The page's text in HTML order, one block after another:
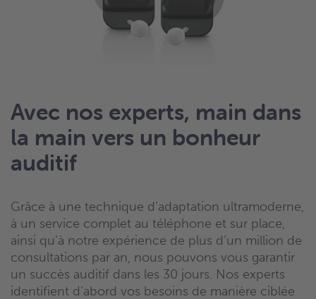
Avec nos experts, main dans
la main vers un bonheur
auditif
Grâce à une technique d’adaptation ultramoderne,
à un service complet au téléphone et sur place,
ainsi qu’à notre expérience de plus d’un million de
consultations par an, nous pouvons vous garantir
un succès auditif dans les 30 jours. Nos experts
identifient d’abord vos besoins de manière ciblée